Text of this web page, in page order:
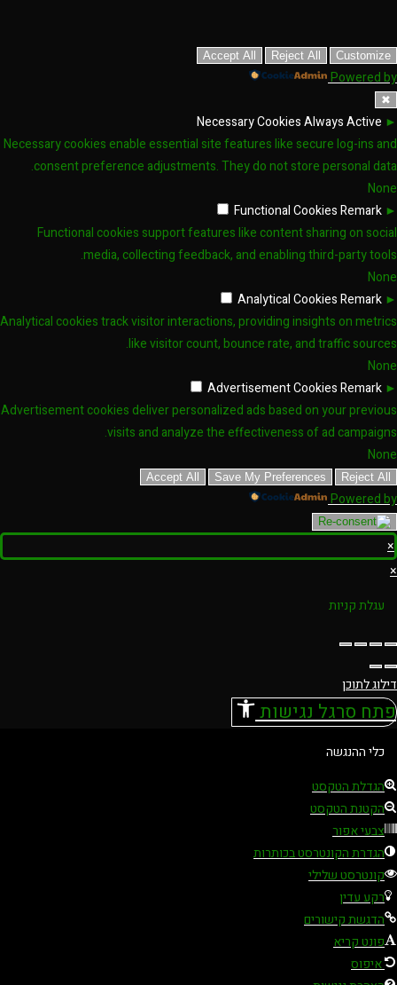
Customize
Reject All
Accept All
Powered by
✖
►
Necessary CookiesAlways Active
Necessary cookies enable essential site features like secure log-ins and
consent preference adjustments. They do not store personal data.
None
►
Functional CookiesRemark
Functional cookies support features like content sharing on social
media, collecting feedback, and enabling third-party tools.
None
►
Analytical CookiesRemark
Analytical cookies track visitor interactions, providing insights on metrics
like visitor count, bounce rate, and traffic sources.
None
►
Advertisement CookiesRemark
Advertisement cookies deliver personalized ads based on your previous
visits and analyze the effectiveness of ad campaigns.
None
Reject All
Save My Preferences
Accept All
Powered by
×
×
עגלת קניות
דילוג לתוכן
פתח סרגל נגישות
כלי ההנגשה
הגדלת הטקסט
הקטנת הטקסט
צבעי אפור
הגדרת הקונטרסט בכותרות
קונטרסט שלילי
רקע עדין
הדגשת קישורים
פונט קריא
איפוס